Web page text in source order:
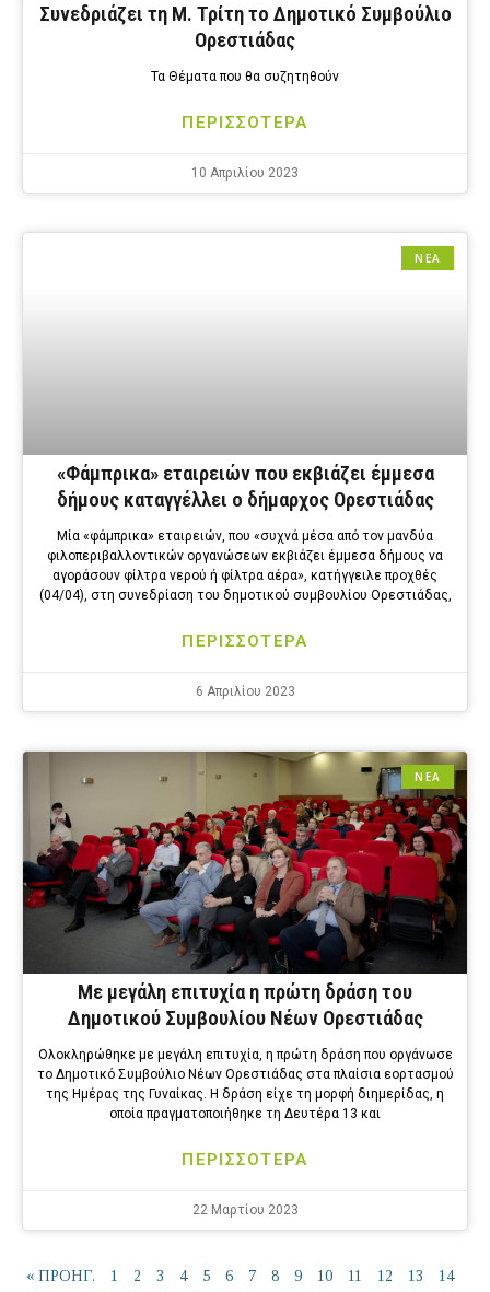
Συνεδριάζει τη Μ. Τρίτη το Δημοτικό Συμβούλιο
Ορεστιάδας
Τα Θέματα που θα συζητηθούν
ΠΕΡΙΣΣΟΤΕΡΑ
10 Απριλίου 2023
ΝΕΑ
«Φάμπρικα» εταιρειών που εκβιάζει έμμεσα
δήμους καταγγέλλει ο δήμαρχος Ορεστιάδας
Μία «φάμπρικα» εταιρειών, που «συχνά μέσα από τον μανδύα
φιλοπεριβαλλοντικών οργανώσεων εκβιάζει έμμεσα δήμους να
αγοράσουν φίλτρα νερού ή φίλτρα αέρα», κατήγγειλε προχθές
(04/04), στη συνεδρίαση του δημοτικού συμβουλίου Ορεστιάδας,
ΠΕΡΙΣΣΟΤΕΡΑ
6 Απριλίου 2023
ΝΕΑ
Με μεγάλη επιτυχία η πρώτη δράση του
Δημοτικού Συμβουλίου Νέων Ορεστιάδας
Ολοκληρώθηκε με μεγάλη επιτυχία, η πρώτη δράση που οργάνωσε
το Δημοτικό Συμβούλιο Νέων Ορεστιάδας στα πλαίσια εορτασμού
της Ημέρας της Γυναίκας. Η δράση είχε τη μορφή διημερίδας, η
οποία πραγματοποιήθηκε τη Δευτέρα 13 και
ΠΕΡΙΣΣΟΤΕΡΑ
22 Μαρτίου 2023
« ΠΡΟΗΓ. 1 2 3 4 5 6 7 8 9 10 11 12 13
14